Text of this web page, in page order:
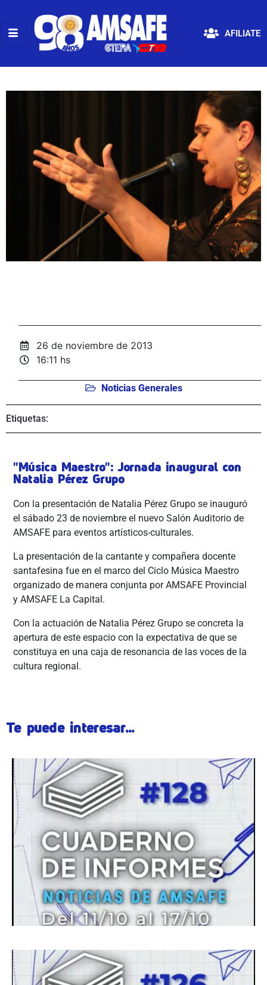
AFILIATE
26 de noviembre de 2013
16:11 hs
Noticias Generales
Etiquetas:
"Música Maestro": Jornada inaugural con
Natalia Pérez Grupo
Con la presentación de Natalia Pérez Grupo se inauguró
el sábado 23 de noviembre el nuevo Salón Auditorio de
AMSAFE para eventos artísticos-culturales.
La presentación de la cantante y compañera docente
santafesina fue en el marco del Ciclo Música Maestro
organizado de manera conjunta por AMSAFE Provincial
y AMSAFE La Capital.
Con la actuación de Natalia Pérez Grupo se concreta la
apertura de este espacio con la expectativa de que se
constituya en una caja de resonancia de las voces de la
cultura regional.
Te puede interesar...